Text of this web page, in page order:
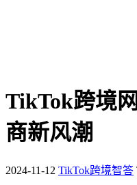
TikTok跨境
商新风潮
2024-11-12 TikTok跨境智答